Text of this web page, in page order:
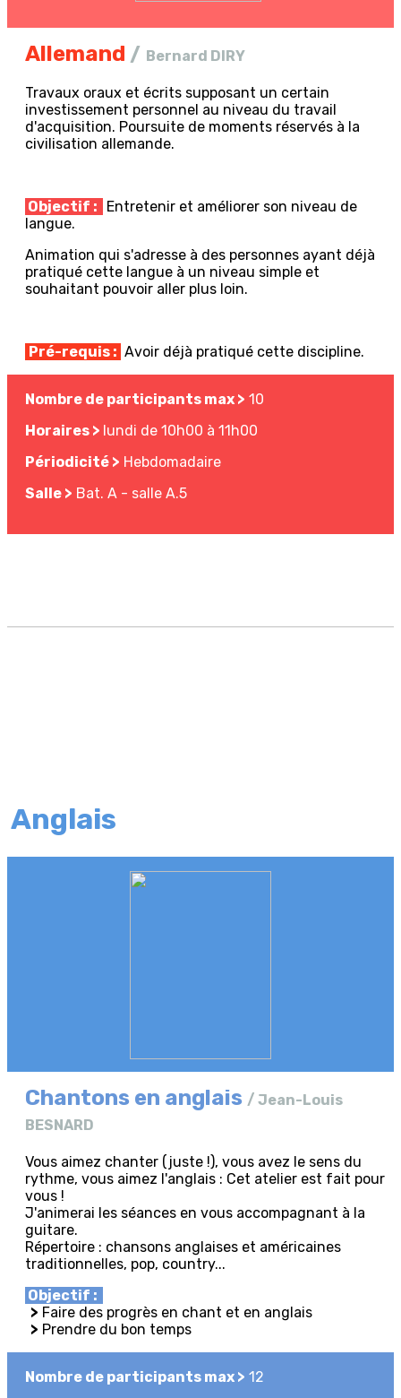
Allemand / Bernard DIRY
Travaux oraux et écrits supposant un certain
investissement personnel au niveau du travail
d'acquisition. Poursuite de moments réservés à la
civilisation allemande.
Objectif :
Entretenir et améliorer son niveau de
langue.
Animation qui s'adresse à des personnes ayant déjà
pratiqué cette langue à un niveau simple et
souhaitant pouvoir aller plus loin.
Pré-requis : Avoir déjà pratiqué cette discipline.
Nombre de participants max > 10
Horaires > lundi de 10h00 à 11h00
Périodicité > Hebdomadaire
Salle > Bat. A - salle A.5
Anglais
Chantons en anglais / Jean-Louis
BESNARD
Vous aimez chanter (juste !), vous avez le sens du
rythme, vous aimez l'anglais : Cet atelier est fait pour
vous !
J'animerai les séances en vous accompagnant à la
guitare.
Répertoire : chansons anglaises et américaines
traditionnelles, pop, country...
Objectif :
> Faire des progrès en chant et en anglais
> Prendre du bon temps
Nombre de participants max > 12